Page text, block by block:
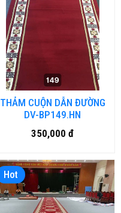
THẢM CUỘN DẪN ĐƯỜNG
DV-BP149.HN
350,000 đ
Hot